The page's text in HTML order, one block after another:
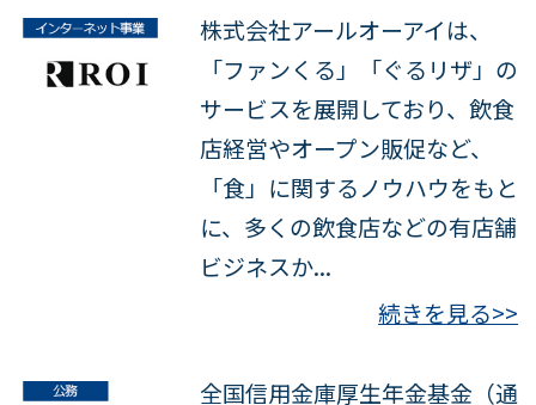
株式会社アールオーアイは、
「ファンくる」「ぐるリザ」の
サービスを展開しており、飲食
店経営やオープン販促など、
「食」に関するノウハウをもと
に、多くの飲食店などの有店舗
ビジネスか...
続きを見る>>
全国信用金庫厚生年金基金（通